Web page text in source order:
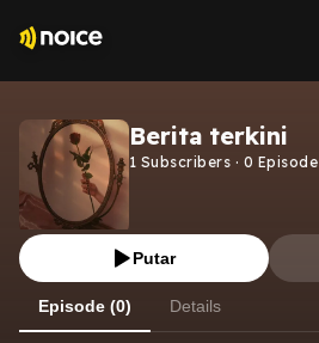
Berita terkini
1 Subscribers · 0 Episode
Putar
Episode (0) Details